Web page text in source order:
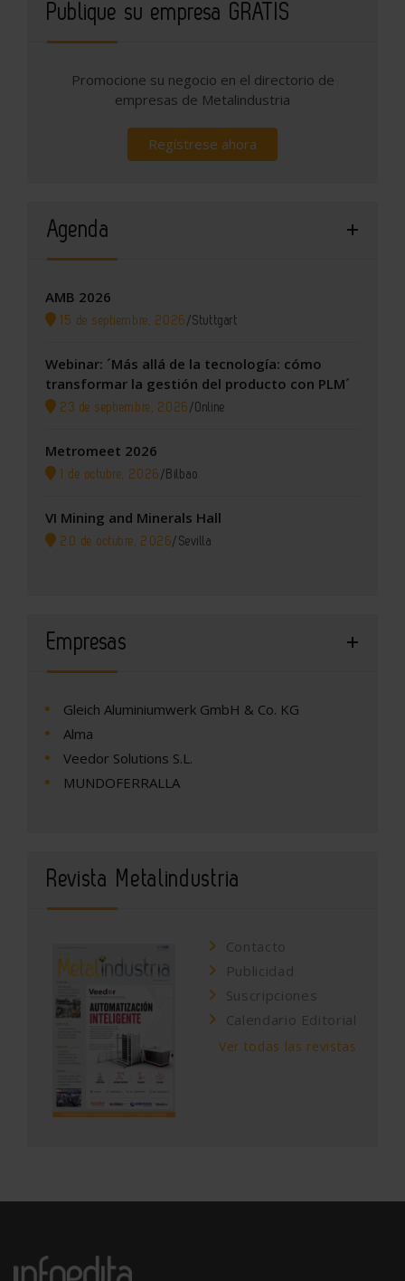
Publique su empresa GRATIS
Promocione su negocio en el directorio de
empresas de Metalindustria
Regístrese ahora
Agenda
AMB 2026
15 de septiembre, 2026 /Stuttgart
Webinar: ´Más allá de la tecnología: cómo
transformar la gestión del producto con PLM´
23 de septiembre, 2026 /Online
Metromeet 2026
1 de octubre, 2026 / Bilbao
VI Mining and Minerals Hall
20 de octubre, 2026/ Sevilla
Empresas
Gleich Aluminiumwerk GmbH & Co. KG
Alma
Veedor Solutions S.L.
MUNDOFERRALLA
Revista Metalindustria
Contacto
Publicidad
Suscripciones
Calendario Editorial
Ver todas las revistas